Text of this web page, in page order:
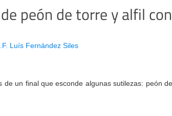
peón de torre y alfil
Luís Fernández Siles
de un final que esconde algunas sutilezas: peón